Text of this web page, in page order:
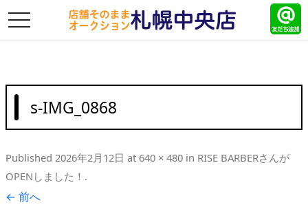
toggle
s-IMG_0868
Published 2026年2月12日 at 640 × 480 in RISE BARBERさんが
OPENしました！ .
← 前へ